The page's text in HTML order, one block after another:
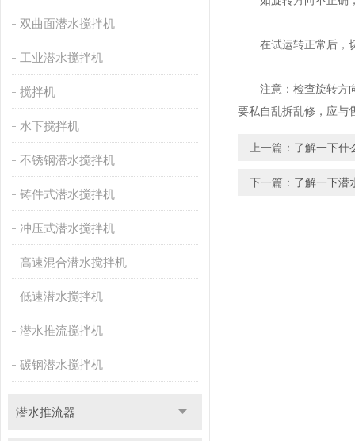
双曲面潜水搅拌机
工业潜水搅拌机
搅拌机
水下搅拌机
不锈钢潜水搅拌机
铸件式潜水搅拌机
冲压式潜水搅拌机
高速混合潜水搅拌机
低速潜水搅拌机
潜水推流搅拌机
碳钢潜水搅拌机
潜水推流器
在试运转正常后，切
注意：检查旋转方向
要私自乱拆乱修，应与
上一篇： 了解一下什
下一篇： 了解一下潜